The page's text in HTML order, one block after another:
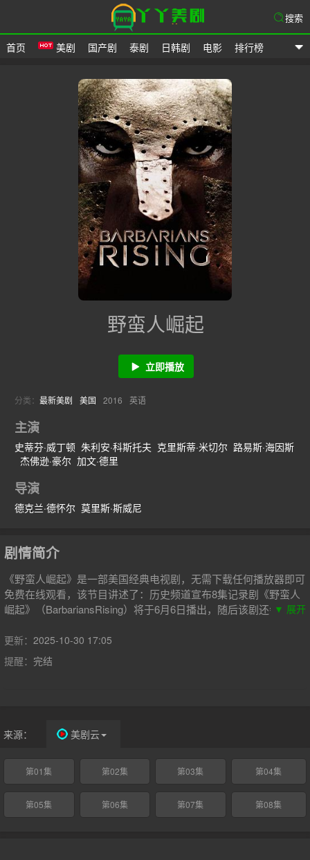
首页 美剧 国产剧 泰剧 日韩剧 电影 排行榜
搜索
野蛮人崛起
立即播放
分类： 最新美剧 美国 2016 英语
主演
史蒂芬·威丁顿 朱利安·科斯托夫 克里斯蒂·米切尔 路易斯·海因斯
杰佛逊·豪尔 加文·德里
导演
德克兰·德怀尔 莫里斯·斯威尼
剧情简介
《野蛮人崛起》是一部美国经典电视剧，无需下载任何播放器即可
免费在线观看，该节目讲述了：历史频道宣布8集记录剧《野蛮人
崛起》（BarbariansRising）将于6月6日播出，随后该剧还会出现
事描述罗马帝国的兴衰，但是从野蛮人叛军的视角来叙述。在罗马
四周生活着许多崇尚野蛮暴力生活方式的部落，罗马帝国将他们统
称为「文明世界之外的野蛮人」，但是这些勇敢的男女通过英勇反
476年西罗马帝国灭亡），最终摧毁了人类历史上最强大的帝国。
岁就发下血誓要毁灭罗马帝国的汉尼拔将军（Hannibal），从奴隶
到将军并主导野蛮人起义的斯巴达克斯（Spartacus），领导不列
颠人反抗罗马帝国侵略者的凯尔特「战士女王」布狄卡
（Boudica），日耳曼部族首领、「被偷走的德国之子」阿米尼乌
▼ 展开
更新： 2025-10-30 17:05
提醒： 完结
来源： 美剧云
第01集 第02集 第03集 第04集
第05集 第06集 第07集 第08集